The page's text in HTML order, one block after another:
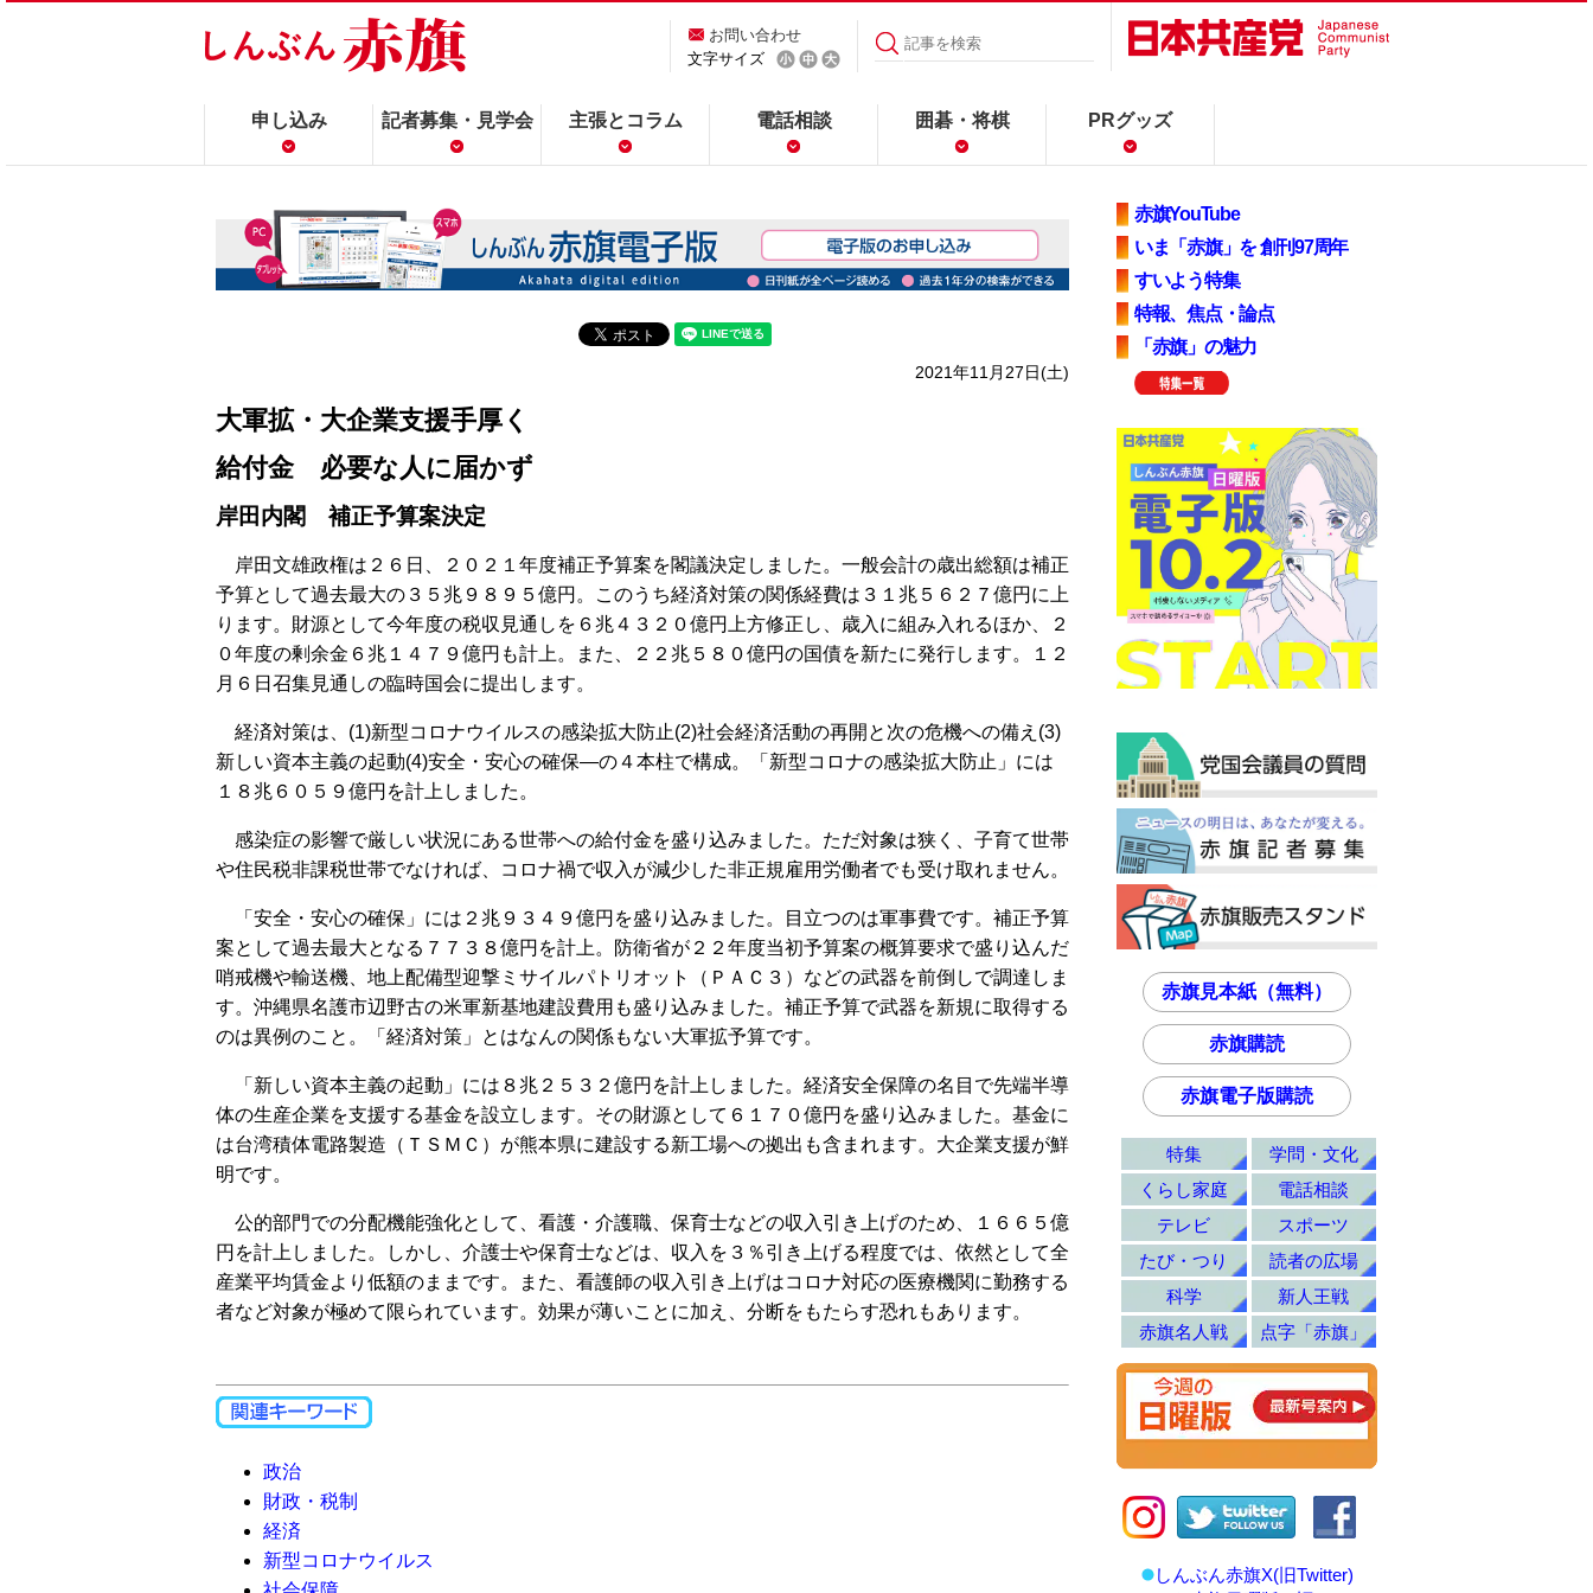
お問い合わせ
文字サイズ
申し込み 記者募集・見学会 主張とコラム 電話相談 囲碁・将棋 PRグッズ
2021年11月27日(土)
大軍拡・大企業支援手厚く
給付金 必要な人に届かず
岸田内閣 補正予算案決定
岸田文雄政権は２６日、２０２１年度補正予算案を閣議決定しました。一般会計の歳出総額は補正
予算として過去最大の３５兆９８９５億円。このうち経済対策の関係経費は３１兆５６２７億円に上
ります。財源として今年度の税収見通しを６兆４３２０億円上方修正し、歳入に組み入れるほか、２
０年度の剰余金６兆１４７９億円も計上。また、２２兆５８０億円の国債を新たに発行します。１２
月６日召集見通しの臨時国会に提出します。
経済対策は、(1)新型コロナウイルスの感染拡大防止(2)社会経済活動の再開と次の危機への備え(3)
新しい資本主義の起動(4)安全・安心の確保―の４本柱で構成。「新型コロナの感染拡大防止」には
１８兆６０５９億円を計上しました。
感染症の影響で厳しい状況にある世帯への給付金を盛り込みました。ただ対象は狭く、子育て世帯
や住民税非課税世帯でなければ、コロナ禍で収入が減少した非正規雇用労働者でも受け取れません。
「安全・安心の確保」には２兆９３４９億円を盛り込みました。目立つのは軍事費です。補正予算
案として過去最大となる７７３８億円を計上。防衛省が２２年度当初予算案の概算要求で盛り込んだ
哨戒機や輸送機、地上配備型迎撃ミサイルパトリオット（ＰＡＣ３）などの武器を前倒しで調達しま
す。沖縄県名護市辺野古の米軍新基地建設費用も盛り込みました。補正予算で武器を新規に取得する
のは異例のこと。「経済対策」とはなんの関係もない大軍拡予算です。
「新しい資本主義の起動」には８兆２５３２億円を計上しました。経済安全保障の名目で先端半導
体の生産企業を支援する基金を設立します。その財源として６１７０億円を盛り込みました。基金に
は台湾積体電路製造（ＴＳＭＣ）が熊本県に建設する新工場への拠出も含まれます。大企業支援が鮮
明です。
公的部門での分配機能強化として、看護・介護職、保育士などの収入引き上げのため、１６６５億
円を計上しました。しかし、介護士や保育士などは、収入を３％引き上げる程度では、依然として全
産業平均賃金より低額のままです。また、看護師の収入引き上げはコロナ対応の医療機関に勤務する
者など対象が極めて限られています。効果が薄いことに加え、分断をもたらす恐れもあります。
政治
財政・税制
経済
新型コロナウイルス
赤旗YouTube
いま「赤旗」を 創刊97周年
すいよう特集
特報、焦点・論点
「赤旗」の魅力
赤旗見本紙（無料）
赤旗購読
赤旗電子版購読
特集
学問・文化
くらし家庭
電話相談
テレビ
スポーツ
たび・つり
読者の広場
科学
新人王戦
赤旗名人戦
点字「赤旗」
しんぶん赤旗X(旧Twitter)